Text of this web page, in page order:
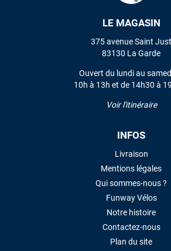
LE MAGASIN
375 avenue Saint Just
83130 La Garde
Ouvert du lundi au
10h à 13h et de 14h30 à
Voir l'itinéraire
INFOS
Livraison
Mentions légales
Qui sommes-nous ?
Funway Vélos
Notre histoire
Contactez-nous
Plan du site
VOIR TOUS LES AVIS
LAISSER UN AVIS